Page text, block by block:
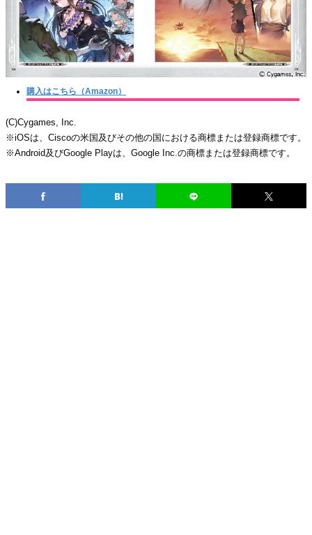
購入はこちら（Amazon）
(C)Cygames, Inc.
※iOSは、Ciscoの米国及びその他の国における商標または登録商標です。
※Android及びGoogle Playは、Google Inc.の商標または登録商標です。